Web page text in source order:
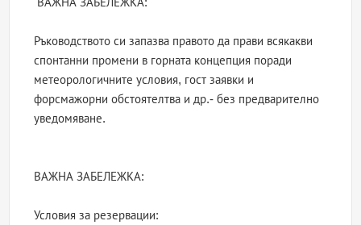
Ръководството си запазва правото да прави всякакви
спонтанни промени в горната концепция поради
метеорологичните условия, гост заявки и
форсмажорни обстоятелтва и др.- без предварително
уведомяване.
ВАЖНА ЗАБЕЛЕЖКА:
Условия за резервации: